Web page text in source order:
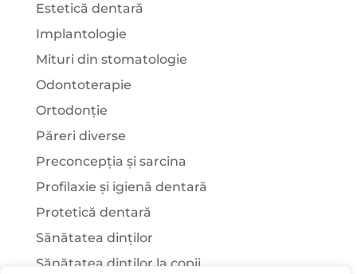
Estetică dentară
Implantologie
Mituri din stomatologie
Odontoterapie
Ortodonție
Păreri diverse
Preconcepția și sarcina
Profilaxie și igienă dentară
Protetică dentară
Sănătatea dinților
Sănătatea dinților la copii